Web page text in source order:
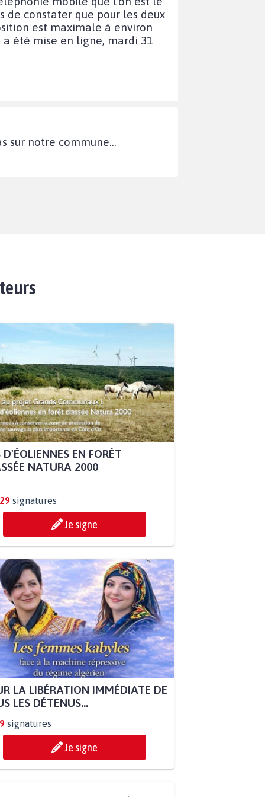
de constater que pour les deux
est maximale à environ
été mise en ligne, mardi 31
sur notre commune...
D'ÉOLIENNES EN FORÊT
NATURA 2000
signatures
Je signe
LA LIBÉRATION IMMÉDIATE DE
LES DÉTENUS...
signatures
Je signe